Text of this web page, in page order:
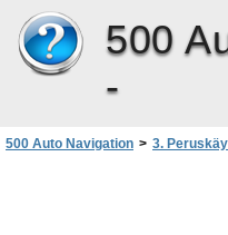
500
-
500 Auto Navigation > 3.